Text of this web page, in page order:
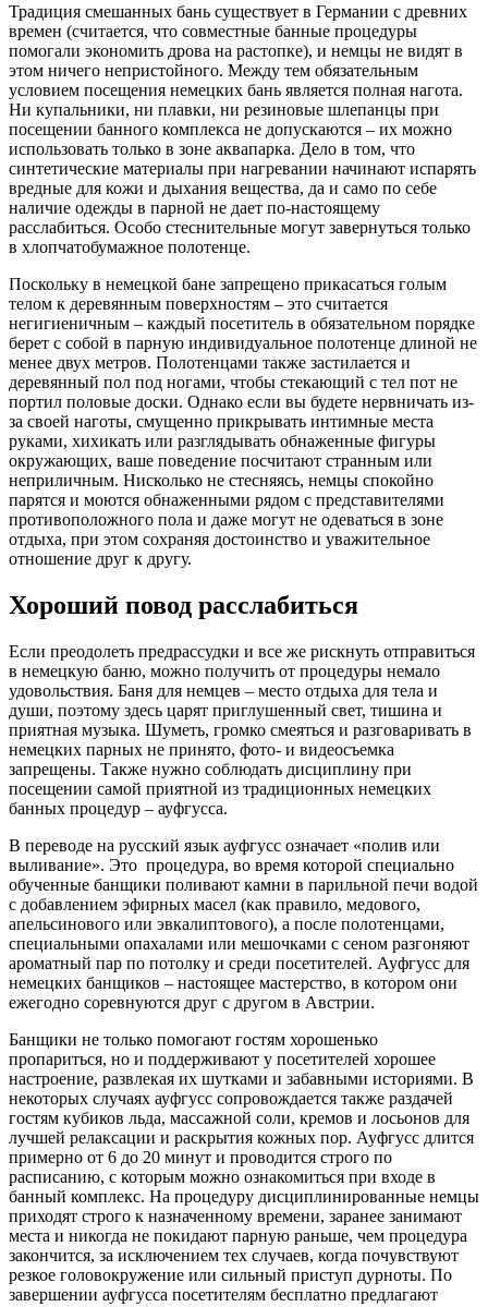
Традиция смешанных бань существует в Германии с древних
времен (считается, что совместные банные процедуры
помогали экономить дрова на растопке), и немцы не видят в
этом ничего непристойного. Между тем обязательным
условием посещения немецких бань является полная нагота.
Ни купальники, ни плавки, ни резиновые шлепанцы при
посещении банного комплекса не допускаются – их можно
использовать только в зоне аквапарка. Дело в том, что
синтетические материалы при нагревании начинают испарять
вредные для кожи и дыхания вещества, да и само по себе
наличие одежды в парной не дает по-настоящему
расслабиться. Особо стеснительные могут завернуться только
в хлопчатобумажное полотенце.
Поскольку в немецкой бане запрещено прикасаться голым
телом к деревянным поверхностям – это считается
негигиеничным – каждый посетитель в обязательном порядке
берет с собой в парную индивидуальное полотенце длиной не
менее двух метров. Полотенцами также застилается и
деревянный пол под ногами, чтобы стекающий с тел пот не
портил половые доски. Однако если вы будете нервничать из-
за своей наготы, смущенно прикрывать интимные места
руками, хихикать или разглядывать обнаженные фигуры
окружающих, ваше поведение посчитают странным или
неприличным. Нисколько не стесняясь, немцы спокойно
парятся и моются обнаженными рядом с представителями
противоположного пола и даже могут не одеваться в зоне
отдыха, при этом сохраняя достоинство и уважительное
отношение друг к другу.
Хороший повод расслабиться
Если преодолеть предрассудки и все же рискнуть отправиться
в немецкую баню, можно получить от процедуры немало
удовольствия. Баня для немцев – место отдыха для тела и
души, поэтому здесь царят приглушенный свет, тишина и
приятная музыка. Шуметь, громко смеяться и разговаривать в
немецких парных не принято, фото- и видеосъемка
запрещены. Также нужно соблюдать дисциплину при
посещении самой приятной из традиционных немецких
банных процедур – ауфгусса.
В переводе на русский язык ауфгусс означает «полив или
выливание». Это процедура, во время которой специально
обученные банщики поливают камни в парильной печи водой
с добавлением эфирных масел (как правило, медового,
апельсинового или эвкалиптового), а после полотенцами,
специальными опахалами или мешочками с сеном разгоняют
ароматный пар по потолку и среди посетителей. Ауфгусс для
немецких банщиков – настоящее мастерство, в котором они
ежегодно соревнуются друг с другом в Австрии.
Банщики не только помогают гостям хорошенько
пропариться, но и поддерживают у посетителей хорошее
настроение, развлекая их шутками и забавными историями. В
некоторых случаях ауфгусс сопровождается также раздачей
гостям кубиков льда, массажной соли, кремов и лосьонов для
лучшей релаксации и раскрытия кожных пор. Ауфгусс длится
примерно от 6 до 20 минут и проводится строго по
расписанию, с которым можно ознакомиться при входе в
банный комплекс. На процедуру дисциплинированные немцы
приходят строго к назначенному времени, заранее занимают
места и никогда не покидают парную раньше, чем процедура
закончится, за исключением тех случаев, когда почувствуют
резкое головокружение или сильный приступ дурноты. По
завершении ауфгусса посетителям бесплатно предлагают